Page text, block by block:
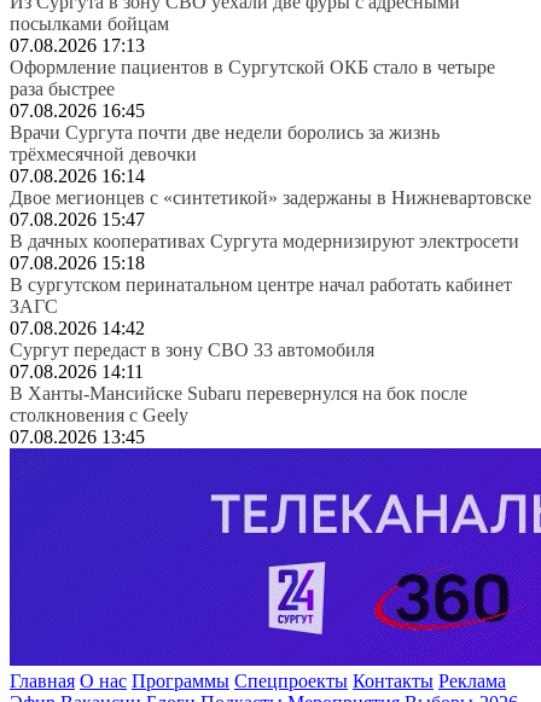
посылками бойцам
07.08.2026 17:13
Оформление пациентов в Сургутской ОКБ стало в четыре
раза быстрее
07.08.2026 16:45
Врачи Сургута почти две недели боролись за жизнь
трёхмесячной девочки
07.08.2026 16:14
Двое мегионцев с «синтетикой» задержаны в Нижневартовске
07.08.2026 15:47
В дачных кооперативах Сургута модернизируют электросети
07.08.2026 15:18
В сургутском перинатальном центре начал работать кабинет
ЗАГС
07.08.2026 14:42
Сургут передаст в зону СВО 33 автомобиля
07.08.2026 14:11
В Ханты-Мансийске Subaru перевернулся на бок после
столкновения с Geely
07.08.2026 13:45
Главная О нас Программы Спецпроекты Контакты Реклама